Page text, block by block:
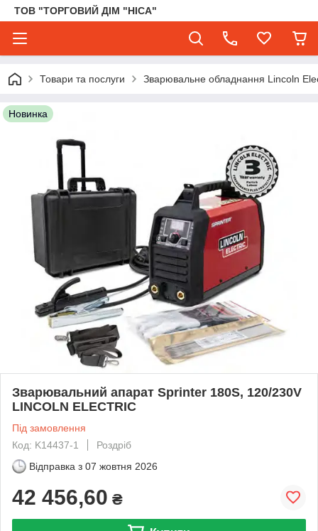
ТОВ "ТОРГОВИЙ ДІМ "НІСА"
Товари та послуги Зварювальне обладнання Lincoln
Новинка
Зварювальний апарат Sprinter 180S, 120/230V
LINCOLN ELECTRIC
Під замовлення
Код: K14437-1
Роздріб
Відправка з 07 жовтня 2026
42 456,60 ₴